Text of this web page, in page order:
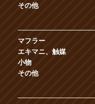
その他
マフラー
エキマニ、触媒
小物
その他